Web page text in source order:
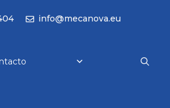
info@mecanova.eu